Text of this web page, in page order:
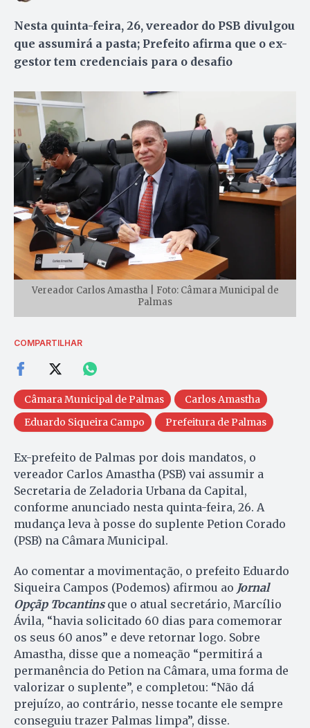
Nesta quinta-feira, 26, vereador do PSB divulgou
que assumirá a pasta; Prefeito afirma que o ex-
gestor tem credenciais para o desafio
Vereador Carlos Amastha | Foto: Câmara Municipal de
Palmas
COMPARTILHAR
Câmara Municipal de Palmas
Carlos Amastha
Eduardo Siqueira Campo
Prefeitura de Palmas
Ex-prefeito de Palmas por dois mandatos, o
vereador Carlos Amastha (PSB) vai assumir a
Secretaria de Zeladoria Urbana da Capital,
conforme anunciado nesta quinta-feira, 26. A
mudança leva à posse do suplente Petion Corado
(PSB) na Câmara Municipal.
Ao comentar a movimentação, o prefeito Eduardo
Siqueira Campos (Podemos) afirmou ao Jornal
Opçãp Tocantinsque o atual secretário, Marcílio
Ávila, “havia solicitado 60 dias para comemorar
os seus 60 anos” e deve retornar logo. Sobre
Amastha, disse que a nomeação “permitirá a
permanência do Petion na Câmara, uma forma de
valorizar o suplente”, e completou: “Não dá
prejuízo, ao contrário, nesse tocante ele sempre
conseguiu trazer Palmas limpa”, disse.